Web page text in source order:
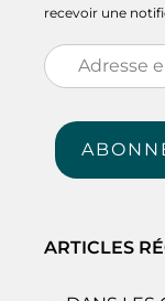
recevoir une
Adresse
e-
mail
ARTICLES